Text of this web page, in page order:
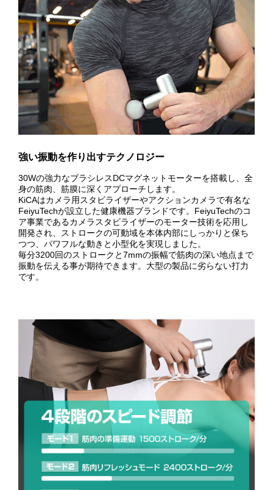
強い振動を作り出すテクノロジー
30Wの強力なブラシレスDCマグネットモーターを搭載し、全
身の筋肉、筋膜に深くアプローチします。
KiCAはカメラ用スタビライザーやアクションカメラで有名な
FeiyuTechが設立した健康機器ブランドです。FeiyuTechのコ
ア事業であるカメラスタビライザーのモーター技術を応用し
開発され、ストロークの可動域を本体内部にしっかりと保ち
つつ、パワフルな動きと小型化を実現しました。
毎分3200回のストロークと7mmの振幅で筋肉の深い地点まで
振動を伝える事が期待できます。大型の製品に劣らない打力
です。